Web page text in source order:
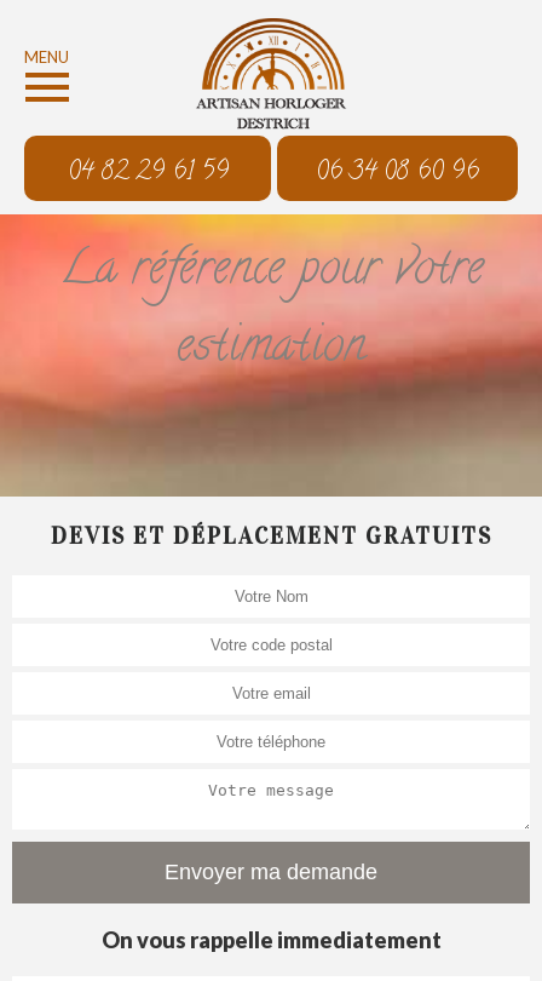
MENU
04 82 29 61 59 06 34 08 60 96
La référence pour votre
estimation
DEVIS ET DÉPLACEMENT GRATUITS
On vous rappelle immediatement